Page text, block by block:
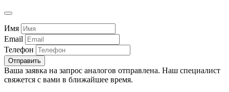
Имя
Email
Телефон
Отправить
Ваша заявка на запрос аналогов отправлена. Наш специалист
свяжется с вами в ближайшее время.